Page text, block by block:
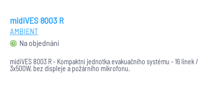
midiVES 8003 R
AMBIENT
Na objednání
midiVES 8003 R - Kompaktní jednotka evakuačního systému - 16 linek /
3x500W, bez displeje a požárního mikrofonu.